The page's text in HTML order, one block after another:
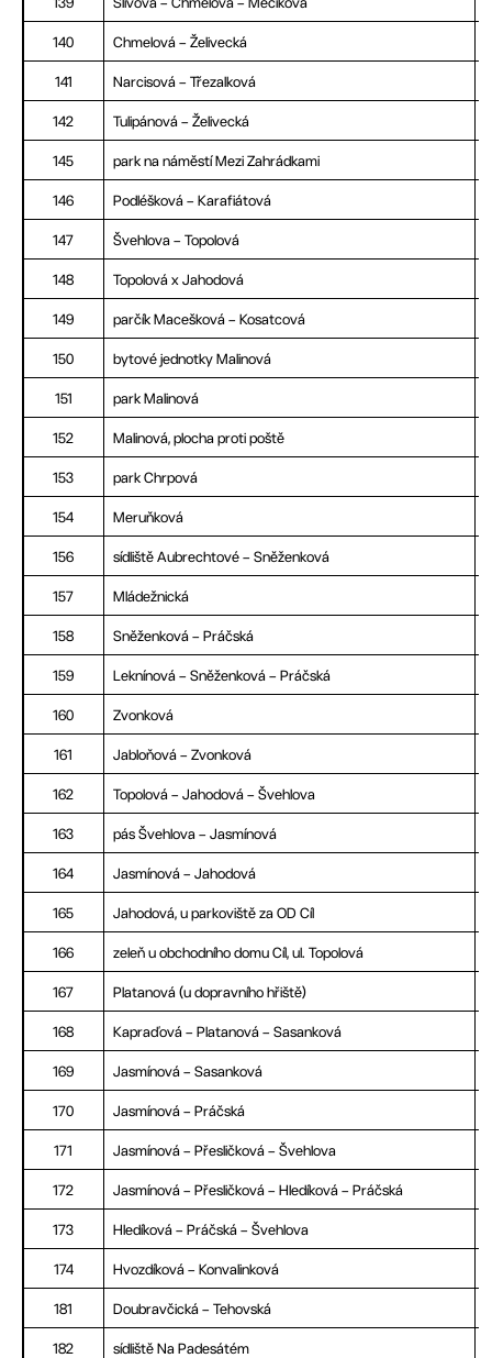
140 Chmelová – Želivecká
141 Narcisová – Třezalková
142 Tulipánová – Želivecká
145 park na náměstí Mezi Zahrádkami
146 Podléšková – Karafiátová
147 Švehlova – Topolová
148 Topolová x Jahodová
149 parčík Macešková – Kosatcová
150 bytové jednotky Malinová
151 park Malinová
152 Malinová, plocha proti poště
153 park Chrpová
154 Meruňková
156 sídliště Aubrechtové – Sněženková
157 Mládežnická
158 Sněženková – Práčská
159 Leknínová – Sněženková – Práčská
160 Zvonková
161 Jabloňová – Zvonková
162 Topolová – Jahodová – Švehlova
163 pás Švehlova – Jasmínová
164 Jasmínová – Jahodová
165 Jahodová, u parkoviště za OD Cíl
166 zeleň u obchodního domu Cíl, ul. Topolová
167 Platanová (u dopravního hřiště)
168 Kapraďová – Platanová – Sasanková
169 Jasmínová – Sasanková
170 Jasmínová – Práčská
171 Jasmínová – Přesličková – Švehlova
172 Jasmínová – Přesličková – Hledíková – Práčská
173 Hledíková – Práčská – Švehlova
174 Hvozdíková – Konvalinková
181 Doubravčická – Tehovská
182 sídliště Na Padesátém